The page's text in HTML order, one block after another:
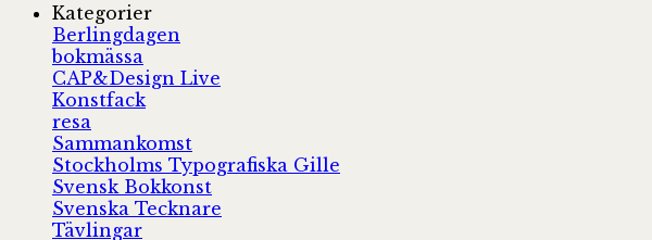
Kategorier
Berlingdagen
bokmässa
CAP&Design Live
Konstfack
resa
Sammankomst
Stockholms Typografiska Gille
Svensk Bokkonst
Svenska Tecknare
Tävlingar